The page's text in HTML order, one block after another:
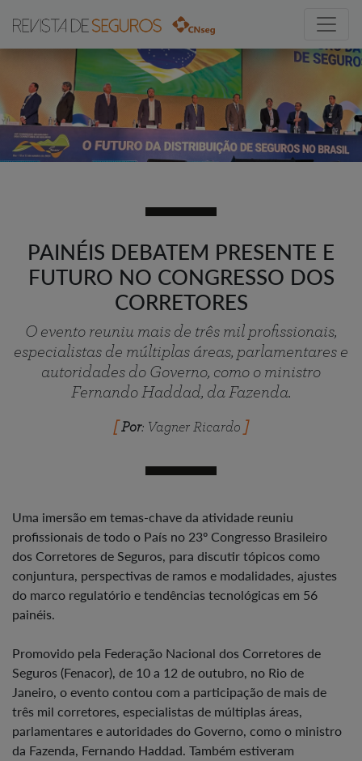
PAINÉIS DEBATEM PRESENTE E
FUTURO NO CONGRESSO DOS
CORRETORES
O evento reuniu mais de três mil profissionais,
especialistas de múltiplas áreas, parlamentares e
autoridades do Governo, como o ministro
Fernando Haddad, da Fazenda.
Por: Vagner Ricardo
Uma imersão em temas-chave da atividade reuniu
profissionais de todo o País no 23º Congresso Brasileiro
dos Corretores de Seguros, para discutir tópicos como
conjuntura, perspectivas de ramos e modalidades, ajustes
do marco regulatório e tendências tecnológicas em 56
painéis.
Promovido pela Federação Nacional dos Corretores de
Seguros (Fenacor), de 10 a 12 de outubro, no Rio de
Janeiro, o evento contou com a participação de mais de
três mil corretores, especialistas de múltiplas áreas,
parlamentares e autoridades do Governo, como o ministro
da Fazenda, Fernando Haddad. Também estiveram